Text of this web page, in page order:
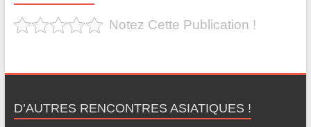
Notez Cette Publication !
D’AUTRES RENCONTRES ASIATIQUES !